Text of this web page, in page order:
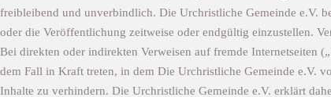
freibleibend und unverbindlich. Die Urchristliche Gemeinde e.V.
oder die Veröffentlichung zeitweise oder endgültig einzustellen.
Bei direkten oder indirekten Verweisen auf fremde Internetseiten
dem Fall in Kraft treten, in dem Die Urchristliche Gemeinde e.V.
Inhalte zu verhindern. Die Urchristliche Gemeinde e.V. erklärt